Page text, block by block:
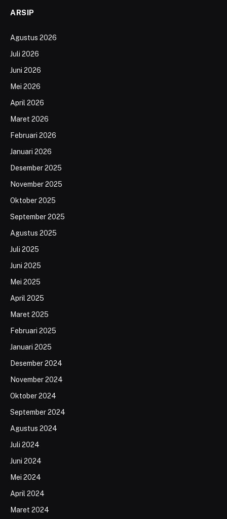
ARSIP
Agustus 2026
Juli 2026
Juni 2026
Mei 2026
April 2026
Maret 2026
Februari 2026
Januari 2026
Desember 2025
November 2025
Oktober 2025
September 2025
Agustus 2025
Juli 2025
Juni 2025
Mei 2025
April 2025
Maret 2025
Februari 2025
Januari 2025
Desember 2024
November 2024
Oktober 2024
September 2024
Agustus 2024
Juli 2024
Juni 2024
Mei 2024
April 2024
Maret 2024